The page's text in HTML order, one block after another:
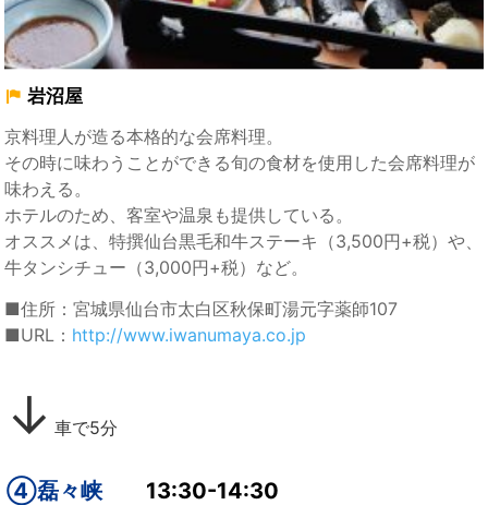
岩沼屋
京料理人が造る本格的な会席料理。
その時に味わうことができる旬の食材を使用した会席料理が
味わえる。
ホテルのため、客室や温泉も提供している。
オススメは、特撰仙台黒毛和牛ステーキ（3,500円+税）や、
牛タンシチュー（3,000円+税）など。
■住所：宮城県仙台市太白区秋保町湯元字薬師107
■URL： http://www.iwanumaya.co.jp
↓ 車で5分
④磊々峡 13:30-14:30